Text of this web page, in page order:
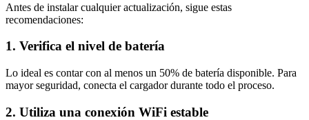
Antes de instalar cualquier actualización, sigue estas
recomendaciones:
1. Verifica el nivel de batería
Lo ideal es contar con al menos un 50% de batería disponible. Para
mayor seguridad, conecta el cargador durante todo el proceso.
2. Utiliza una conexión WiFi estable